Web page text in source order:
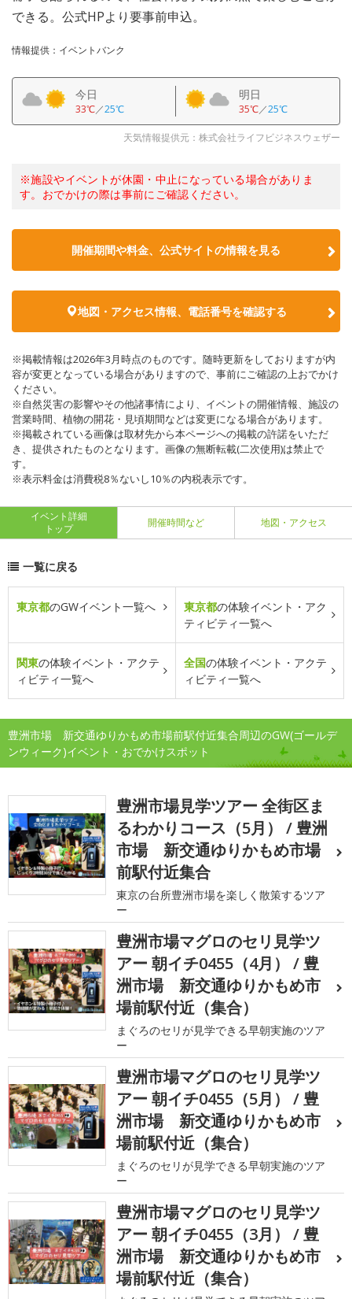
できる。公式HPより要事前申込。
情報提供：イベントバンク
今日
33℃／25℃
明日
35℃／25℃
天気情報提供元：株式会社ライフビジネスウェザー
※施設やイベントが休園・中止になっている場合がありま
す。おでかけの際は事前にご確認ください。
開催期間や料金、公式サイトの情報を見る
地図・アクセス情報、電話番号を確認する
※掲載情報は2026年3月時点のものです。随時更新をしておりますが内
容が変更となっている場合がありますので、事前にご確認の上おでかけ
ください。
※自然災害の影響やその他諸事情により、イベントの開催情報、施設の
営業時間、植物の開花・見頃期間などは変更になる場合があります。
※掲載されている画像は取材先から本ページへの掲載の許諾をいただ
き、提供されたものとなります。画像の無断転載(二次使用)は禁止で
す。
※表示料金は消費税8％ないし10％の内税表示です。
イベント詳細
トップ
開催時間など 地図・アクセス
一覧に戻る
東京都のGWイベント一覧へ 東京都の体験イベント・アク
ティビティ一覧へ
関東の体験イベント・アクテ
ィビティ一覧へ
全国の体験イベント・アクテ
ィビティ一覧へ
豊洲市場 新交通ゆりかもめ市場前駅付近集合周辺のGW(ゴールデ
ンウィーク)イベント・おでかけスポット
豊洲市場見学ツアー 全街区ま
るわかりコース（5月） / 豊洲
市場 新交通ゆりかもめ市場
前駅付近集合
東京の台所豊洲市場を楽しく散策するツア
ー
豊洲市場マグロのセリ見学ツ
アー 朝イチ0455（4月） / 豊
洲市場 新交通ゆりかもめ市
場前駅付近（集合）
まぐろのセリが見学できる早朝実施のツア
ー
豊洲市場マグロのセリ見学ツ
アー 朝イチ0455（5月） / 豊
洲市場 新交通ゆりかもめ市
場前駅付近（集合）
まぐろのセリが見学できる早朝実施のツア
ー
豊洲市場マグロのセリ見学ツ
アー 朝イチ0455（3月） / 豊
洲市場 新交通ゆりかもめ市
場前駅付近（集合）